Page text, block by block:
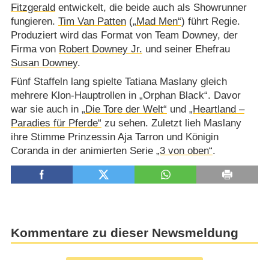
Fitzgeraldentwickelt, die beide auch als Showrunner
fungieren. Tim Van Patten(„Mad Men“) führt Regie.
Produziert wird das Format von Team Downey, der
Firma von Robert Downey Jr. und seiner Ehefrau
Susan Downey.
Fünf Staffeln lang spielte Tatiana Maslany gleich
mehrere Klon-Hauptrollen in „Orphan Black“. Davor
war sie auch in „Die Tore der Welt“ und „Heartland –
Paradies für Pferde“ zu sehen. Zuletzt lieh Maslany
ihre Stimme Prinzessin Aja Tarron und Königin
Coranda in der animierten Serie „3 von oben“.
Kommentare zu dieser Newsmeldung